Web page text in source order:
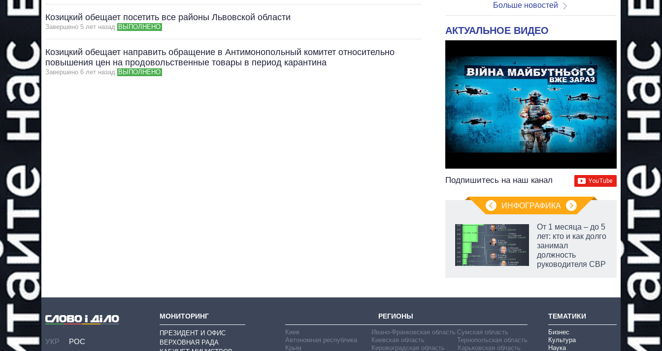
Козицкий обещает посетить все районы Львовской области
Завершено 5 лет назад ВЫПОЛНЕНО
Козицкий обещает направить обращение в Антимонопольный комитет относительно
повышения цен на продовольственные товары в период карантина
Завершено 6 лет назад ВЫПОЛНЕНО
Больше новостей
АКТУАЛЬНОЕ ВИДЕО
Подпишитесь на наш канал
ИНФОГРАФИКА
От 1 месяца – до 5
лет: кто и как долго
занимал
должность
руководителя СВР
УКР РОС
МОНИТОРИНГ
ПРЕЗИДЕНТ И ОФИС
ВЕРХОВНАЯ РАДА
РЕГИОНЫ
Киев
Автономная республика
Крым
Ивано-Франковская область
Киевская область
Кировоградская область
Сумская область
Тернопольская область
Харьковская область
ТЕМАТИКИ
Бизнес
Культура
Наука